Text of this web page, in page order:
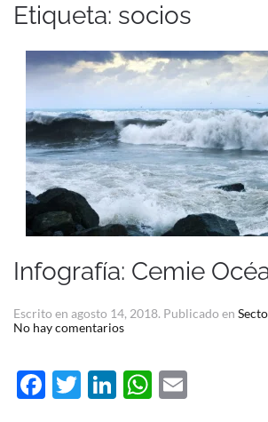
Etiqueta: socios
Infografía: Cemie
Escrito en agosto 14, 2018. Publicado en
No hay comentariosen
Océano
Facebook
Twitter
LinkedIn
WhatsApp